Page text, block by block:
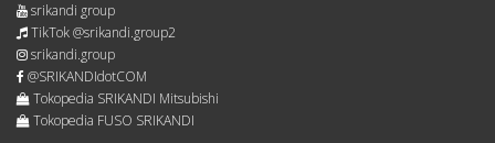
srikandi group
TikTok @srikandi.group2
srikandi.group
@SRIKANDIdotCOM
Tokopedia SRIKANDI Mitsubishi
Tokopedia FUSO SRIKANDI